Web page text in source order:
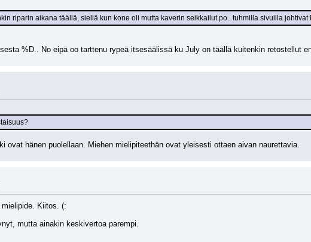
riparin aikana täällä, siellä kun kone oli mutta kaverin seikkailut po.. tuhmilla sivuilla johtivat
%D.. No eipä oo tarttenu rypeä itsesäälissä ku July on täällä kuitenkin retostellut
ovat hänen puolellaan. Miehen mielipiteethän ovat yleisesti ottaen aivan naurettavia.
Kiitos. (:
mutta ainakin keskivertoa parempi.